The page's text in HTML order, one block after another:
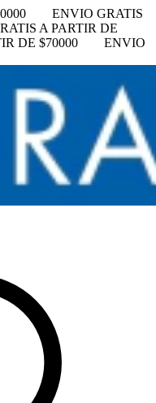
ENVIO GRATIS
A PARTIR DE
DE $70000
ENVIO